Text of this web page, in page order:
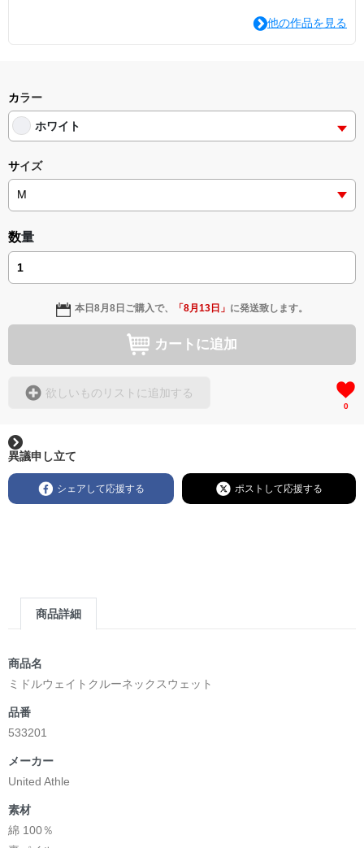
他の作品を見る
カラー
ホワイト
サイズ
数量
本日8月8日 ご購入で、 「8月13日 」 に発送致します。
カートに追加
欲しいものリストに追加する
0
異議申し立て
シェアして応援する ポストして応援する
商品詳細
商品名
ミドルウェイトクルーネックスウェット
品番
533201
メーカー
United Athle
素材
綿 100％